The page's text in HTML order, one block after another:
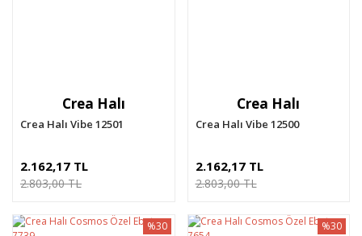
Crea Halı
Crea Halı Vibe 12501
2.162,17 TL
2.803,00 TL
Crea Halı
Crea Halı Vibe 12500
2.162,17 TL
2.803,00 TL
%30 %30